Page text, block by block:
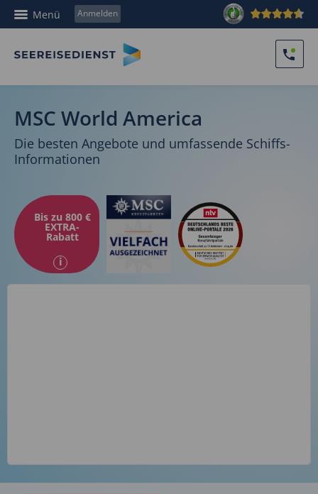
Menü Anmelden
MSC World America
Die besten Angebote und umfassende Schiffs-
Informationen
Bis zu 800 €
EXTRA-
Rabatt